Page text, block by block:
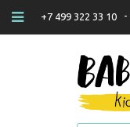
+7 499 322 33 10 -